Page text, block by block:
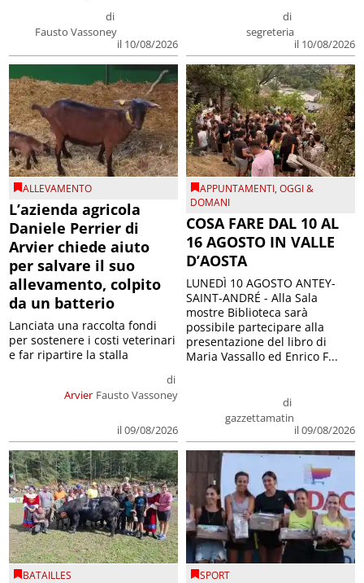
di
Fausto Vassoney
il 10/08/2026
di
segreteria
il 10/08/2026
ALLEVAMENTO
L’azienda agricola
Daniele Perrier di
Arvier chiede aiuto
per salvare il suo
allevamento, colpito
da un batterio
Arvier
di
Fausto Vassoney
il 09/08/2026
Lanciata una raccolta fondi
per sostenere i costi veterinari
e far ripartire la stalla
APPUNTAMENTI,OGGI &
DOMANI
COSA FARE DAL 10 AL
16 AGOSTO IN VALLE
D’AOSTA
di
gazzettamatin
il 09/08/2026
LUNEDÌ 10 AGOSTO ANTEY-
SAINT-ANDRÉ - Alla Sala
mostre Biblioteca sarà
possibile partecipare alla
presentazione del libro di
Maria Vassallo ed Enrico F...
BATAILLES SPORT